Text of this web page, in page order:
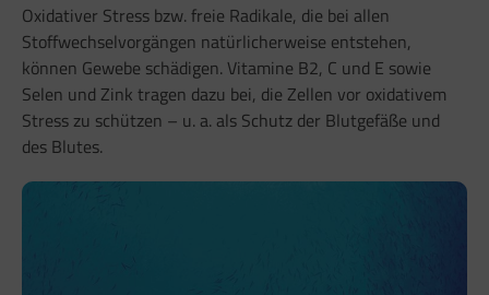
Oxidativer Stress bzw. freie Radikale, die bei allen
Stoffwechselvorgängen natürlicherweise entstehen,
können Gewebe schädigen. Vitamine B2, C und E sowie
Selen und Zink tragen dazu bei, die Zellen vor oxidativem
Stress zu schützen – u. a. als Schutz der Blutgefäße und
des Blutes.